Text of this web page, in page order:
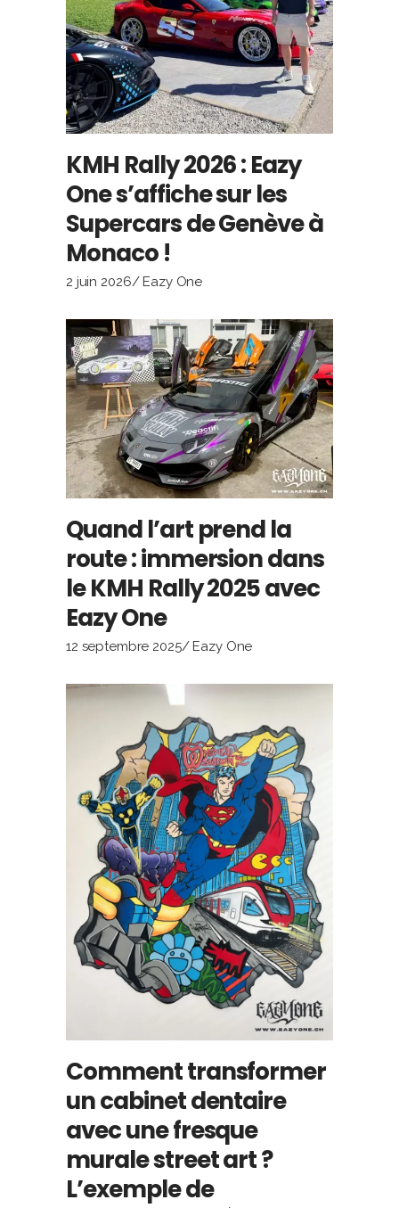
KMH Rally 2026 : Eazy
One s’affiche sur les
Supercars de Genève à
Monaco !
2 juin 2026 Eazy One
Quand l’art prend la
route : immersion dans
le KMH Rally 2025 avec
Eazy One
12 septembre 2025 Eazy One
Comment transformer
un cabinet dentaire
avec une fresque
murale street art ?
L’exemple de